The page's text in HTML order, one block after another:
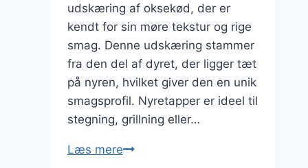
udskæring af oksekød, der er
kendt for sin møre tekstur og rige
smag. Denne udskæring stammer
fra den del af dyret, der ligger tæt
på nyren, hvilket giver den en unik
smagsprofil. Nyretapper er ideel til
stegning, grillning eller…
Læs mereNyretapper